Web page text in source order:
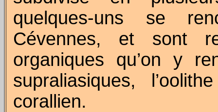
quelques-uns se
Cévennes, et sont
organiques qu’on y
supraliasiques,
corallien.